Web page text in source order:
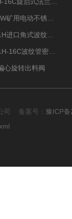
心旋转出料阀
司 备案号： 豫ICP